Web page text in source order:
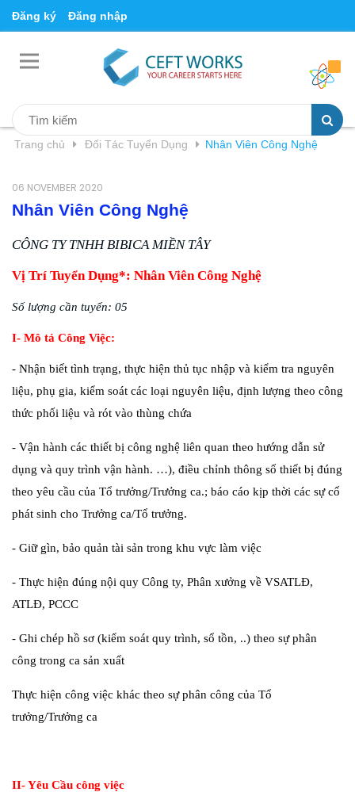
Đăng ký Đăng nhập
Trang chủ Đối Tác Tuyển Dụng Nhân Viên Công Nghệ
06 NOVEMBER 2020
Nhân Viên Công Nghệ
CÔNG TY TNHH BIBICA MIỀN TÂY
Vị Trí Tuyển Dụng*: Nhân Viên Công Nghệ
Số lượng cần tuyển: 05
I- Mô tả Công Việc:
- Nhận biết tình trạng, thực hiện thủ tục nhập và kiểm tra nguyên
liệu, phụ gia, kiểm soát các loại nguyên liệu, định lượng theo công
thức phối liệu và rót vào thùng chứa
- Vận hành các thiết bị công nghệ liên quan theo hướng dẫn sử
dụng và quy trình vận hành. …), điều chỉnh thông số thiết bị đúng
theo yêu cầu của Tổ trưởng/Trưởng ca.; báo cáo kịp thời các sự cố
phát sinh cho Trưởng ca/Tổ trưởng.
- Giữ gìn, bảo quản tài sản trong khu vực làm việc
- Thực hiện đúng nội quy Công ty, Phân xưởng về VSATLĐ,
ATLĐ, PCCC
- Ghi chép hồ sơ (kiểm soát quy trình, sổ tồn, ..) theo sự phân
công trong ca sản xuất
Thực hiện công việc khác theo sự phân công của Tổ
trưởng/Trưởng ca
II- Yêu Cầu công việc